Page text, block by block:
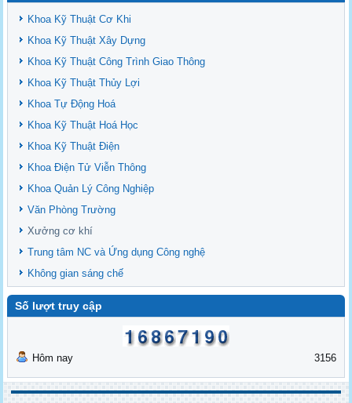
Khoa Kỹ Thuật Cơ Khi
Khoa Kỹ Thuật Xây Dựng
Khoa Kỹ Thuật Công Trình Giao Thông
Khoa Kỹ Thuật Thủy Lợi
Khoa Tự Động Hoá
Khoa Kỹ Thuật Hoá Học
Khoa Kỹ Thuật Điện
Khoa Điện Tử Viễn Thông
Khoa Quản Lý Công Nghiệp
Văn Phòng Trường
Xưởng cơ khí
Trung tâm NC và Ứng dụng Công nghệ
Không gian sáng chế
Số lượt truy cập
Hôm nay 3156